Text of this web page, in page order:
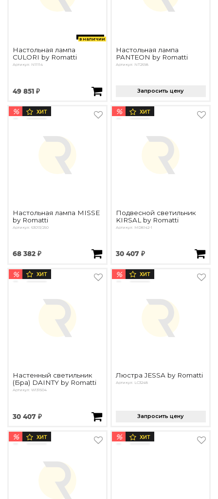
в наличии
Настольная лампа
CULORI by Romatti
Артикул: N11114
49 851 ₽
Настольная лампа
PANTEON by Romatti
Артикул: NT2698
Запросить цену
% ХИТ
Настольная лампа MISSE
by Romatti
Артикул: 63013/250
68 382 ₽
% ХИТ
Подвесной светильник
KIRSAL by Romatti
Артикул: MD8142-1
30 407 ₽
% ХИТ
Настенный светильник
(Бра) DAINTY by Romatti
Артикул: W131504
30 407 ₽
% ХИТ
Люстра JESSA by Romatti
Артикул: LC3248
Запросить цену
% ХИТ % ХИТ